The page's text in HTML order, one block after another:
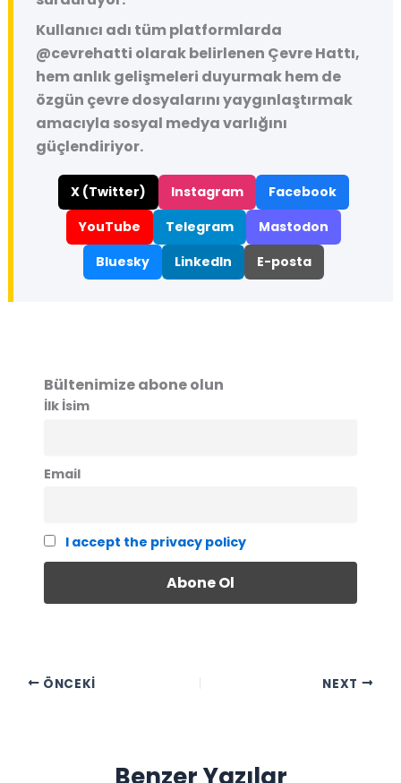
Kullanıcı adı tüm platformlarda
@cevrehatti olarak belirlenen Çevre Hattı,
hem anlık gelişmeleri duyurmak hem de
özgün çevre dosyalarını yaygınlaştırmak
amacıyla sosyal medya varlığını
güçlendiriyor.
X (Twitter) Instagram
Facebook
YouTube
Telegram
Mastodon
Bluesky
LinkedIn E-posta
Bültenimize abone olun
İlk İsim
Email
I accept the privacy policy
ÖNCEKI NEXT